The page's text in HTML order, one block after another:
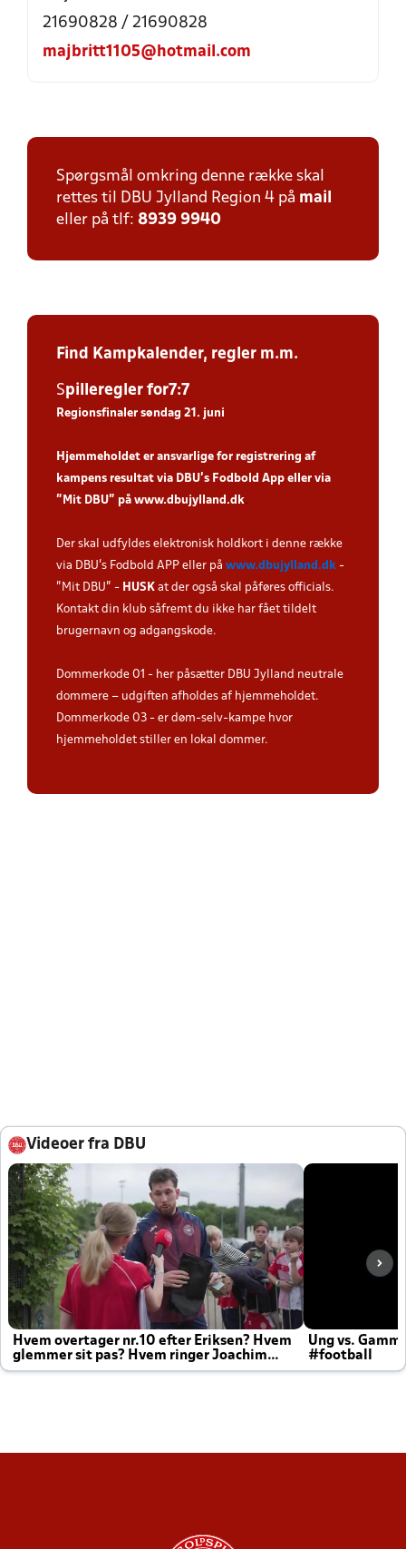
21690828 / 21690828
majbritt1105@hotmail.com
Spørgsmål omkring denne række skal
rettes til DBU Jylland Region 4 på mail
eller på tlf: 8939 9940
Find Kampkalender, regler m.m.
Spilleregler for7:7
Regionsfinaler søndag 21. juni
Hjemmeholdet er ansvarlige for registrering af
kampens resultat via DBU’s Fodbold App eller via
”Mit DBU” på www.dbujylland.dk.
Der skal udfyldes elektronisk holdkort i denne række
via DBU's Fodbold APP eller på www.dbujylland.dk -
"Mit DBU" - HUSK at der også skal påføres officials.
Kontakt din klub såfremt du ikke har fået tildelt
brugernavn og adgangskode.
Dommerkode 01 - her påsætter DBU Jylland neutrale
dommere – udgiften afholdes af hjemmeholdet.
Dommerkode 03 - er døm-selv-kampe hvor
hjemmeholdet stiller en lokal dommer.
Videoer fra DBU
Hvem overtager nr.10 efter Eriksen? Hvem
glemmer sit pas? Hvem ringer Joachim
altid til efter kampe?
Ung vs.
#football